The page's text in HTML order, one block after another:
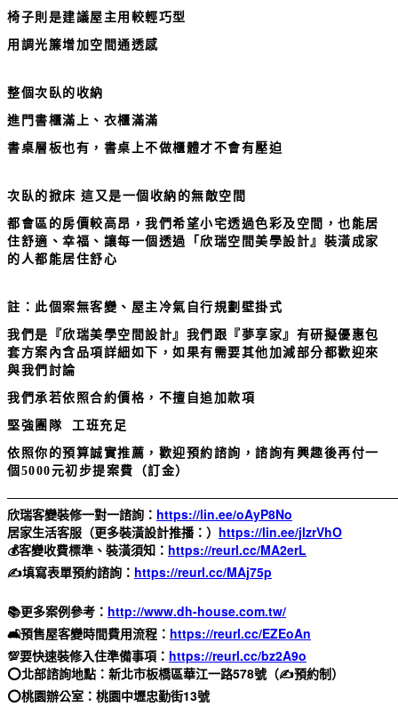
椅子則是建議屋主用較輕巧型
用調光簾增加空間通透感
整個次臥的收納
進門書櫃滿上、衣櫃滿滿
書桌層板也有，書桌上不做櫃體才不會有壓迫
次臥的掀床 這又是一個收納的無敵空間
都會區的房價較高昂，我們希望小宅透過色彩及空間，也能居
住舒適、幸福、讓每一個透過「欣瑞空間美學設計』裝潢成家
的人都能居住舒心
註：此個案無客變、屋主冷氣自行規劃壁掛式
我們是『欣瑞美學空間設計』我們跟『夢享家』有研擬優惠包
套方案 內含品項詳細如下， 如果有需要其他加減部分都歡迎來
與我們討論
我們承若依照合約價格，不擅自追加款項
堅強團隊 工班充足
依照你的預算誠實推薦，歡迎預約諮詢，諮詢有興趣後再付一
個5000元初步提案費（訂金）
欣瑞客變裝修一對一諮詢： https://lin.ee/oAyP8No
居家生活客服（更多裝潢設計推播：） https://lin.ee/jlzrVhO
💰客變收費標準、裝潢須知： https://reurl.cc/MA2erL
✍️填寫表單預約諮詢： https://reurl.cc/MAj75p
📚更多案例參考： http://www.dh-house.com.tw/
🛋️預售屋客變時間費用流程： https://reurl.cc/EZEoAn
💯要快速裝修入住準備事項： https://reurl.cc/bz2A9o
⭕️北部諮詢地點：新北市板橋區華江一路578號（✍️預約制）
⭕️桃園辦公室：桃園中壢忠勤街13號